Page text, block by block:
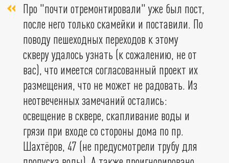
Про "почти отремонтировали" уже был пост,
после него только скамейки и поставили. По
поводу пешеходных переходов к этому
скверу удалось узнать (к сожалению, не от
вас), что имеется согласованный проект их
размещения, что не может не радовать. Из
неотвеченных замечаний остались:
освещение в сквере, скапливание воды и
грязи при входе со стороны дома по пр.
Шахтёров, 47 (не предусмотрели трубу для